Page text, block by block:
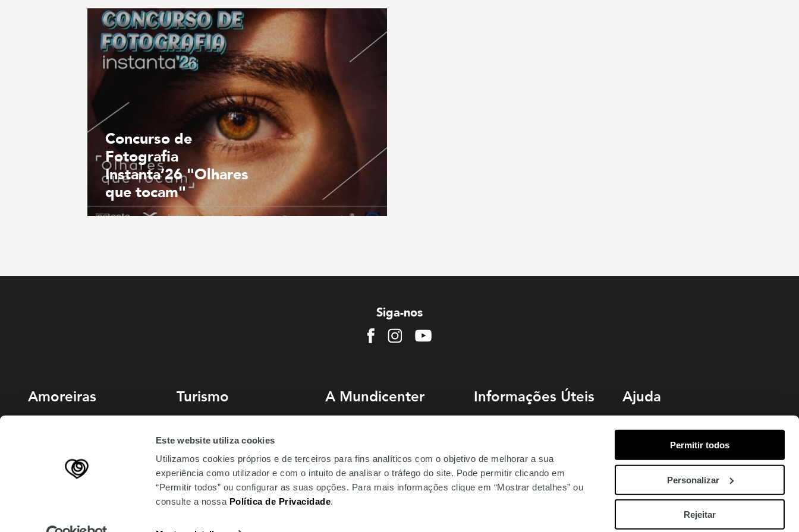
Este website utiliza cookies
Utilizamos cookies próprios e de terceiros para fins analíticos com o objetivo de melhorar a sua
experiência como utilizador e com o intuito de analisar o tráfego do site. Pode permitir clicando em
“Permitir todos” ou configurar as suas opções. Para mais informações clique em “Mostrar detalhes” ou
consulte a nossa Política de Privacidade.
Permitir todos
Personalizar
Rejeitar
Concurso de
Fotografia
Instanta’26 "Olhares
que tocam"
Siga-nos
FacebookInstagramYoutube
Amoreiras
amoreiras-shopping@mundicenter.pt
Av. Eng. Duarte Pacheco
Turismo
Planeie sua visita
A Mundicenter
Emprego
Be.Mundicenter
Informações Úteis
Perguntas Frequentes
Ajuda
Livro de Reclamações
Termos e Condições
Política de Cookies